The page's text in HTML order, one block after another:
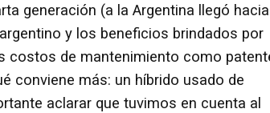
generación (a la Argentina llegó hacia
y los beneficios brindados por
costos de mantenimiento como
conviene más: un híbrido usado de
aclarar que tuvimos en cuenta al